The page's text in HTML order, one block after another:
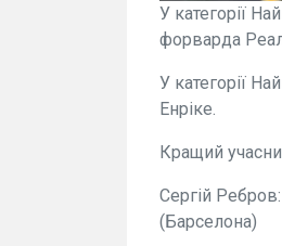
У категорії
форварда
У категорії
Енріке.
Кращий
Сергій
(Барселона)